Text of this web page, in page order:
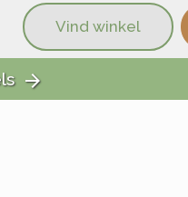
Vind winkel
arrow_forward